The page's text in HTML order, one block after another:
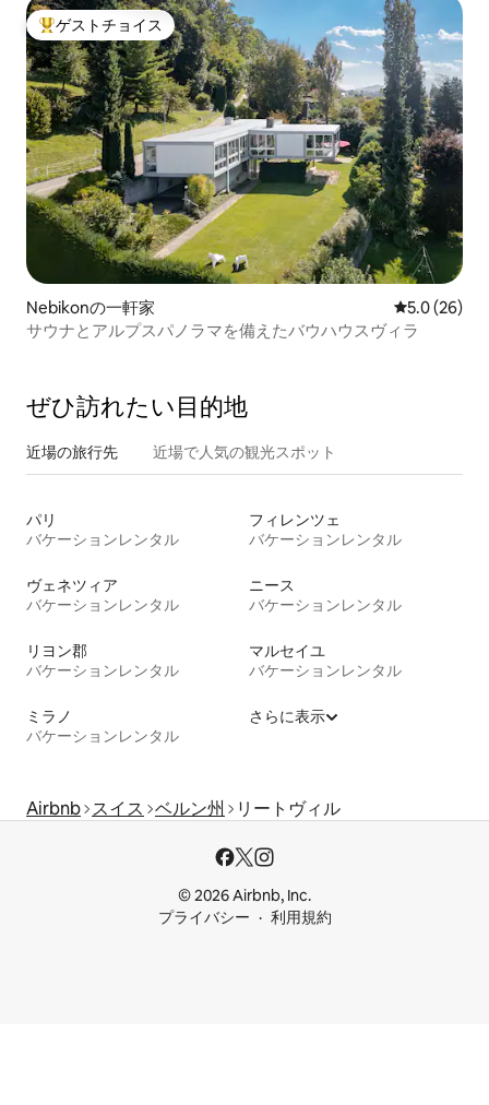
大好評のゲストチョイスです。
ゲストチョイス
Nebikonの一軒家 レビュー26
5.0 (26)
サウナとアルプスパノラマを備えたバウハウスヴィラ
ぜひ訪⁠れ⁠た⁠い目⁠的⁠地
近場の旅行先 近場で人気の観光スポット
パリ
バケーションレンタル
フィレンツェ
バケーションレンタル
ヴェネツィア
バケーションレンタル
ニース
バケーションレンタル
リヨン郡
バケーションレンタル
マルセイユ
バケーションレンタル
ミラノ
バケーションレンタル
さらに表示
Airbnb スイス ベルン州 リートヴィル
© 2026 Airbnb, Inc.
プライバシー
利用規約